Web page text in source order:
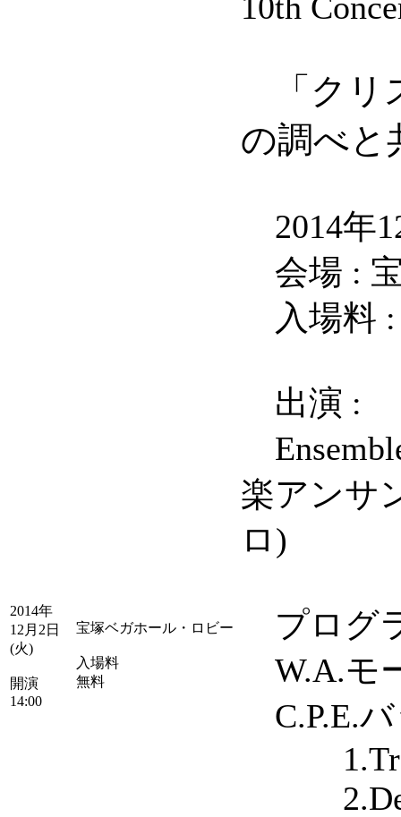
2014年
12月2日
(火)
開演
14:00
宝塚ベガホール・ロビー
入場料
無料
10th
「ク
の調べと
2014年
会場 :
入場料 :
出演 :
楽アンサ
ロ)
プログ
W.A.モ
C.P.E.
1.Trost
2.Der